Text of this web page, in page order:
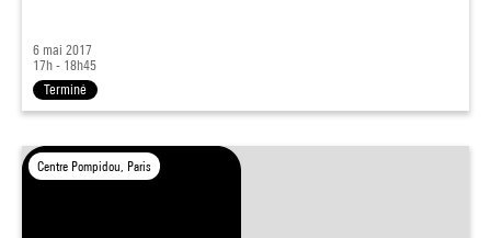
6 mai 2017
17h - 18h45
Terminé
Centre Pompidou, Paris